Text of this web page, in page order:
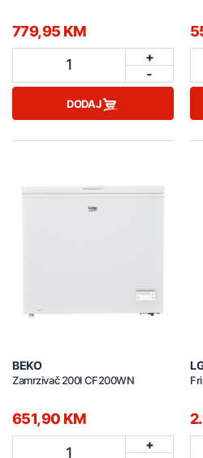
779,95 KM
1
+
-
DODAJ
BEKO
Zamrzivač 200l CF200WN
651,90 KM
1
+